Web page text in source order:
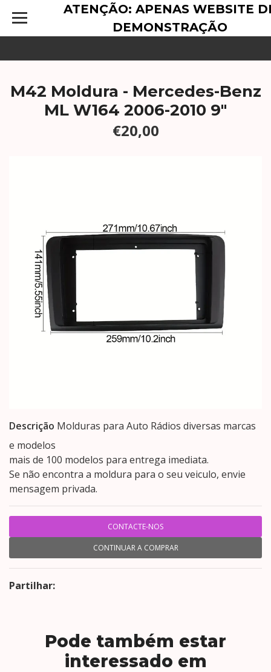
ATENÇÃO: APENAS WEBSITE
DEMONSTRAÇÃO
M42 Moldura - Mercedes-Benz
ML W164 2006-2010 9"
€20,00
Descrição Molduras para Auto Rádios diversas marcas
e modelos
mais de 100 modelos para entrega imediata.
Se não encontra a moldura para o seu veiculo, envie
mensagem privada.
CONTACTE-NOS
CONTINUAR A COMPRAR
Partilhar:
Pode também estar
interessado em